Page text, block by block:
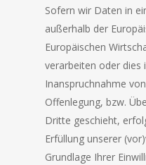
Sofern wir Daten in
außerhalb der
Europäischen
verarbeiten oder dies
Inanspruchnahme
Offenlegung, bzw.
Dritte geschieht,
Erfüllung unserer
Grundlage Ihrer